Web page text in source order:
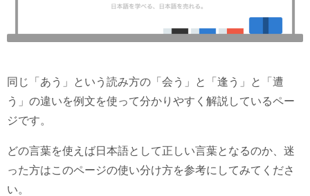
同じ「あう」という読み方の「会う」と「逢う」と「遭
う」の違いを例文を使って分かりやすく解説しているペー
ジです。
どの言葉を使えば日本語として正しい言葉となるのか、迷
った方はこのページの使い分け方を参考にしてみてくださ
い。